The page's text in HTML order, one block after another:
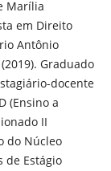
Marília
em Direito
Antônio
Graduado
docente
(Ensino a
II
do Núcleo
de Estágio